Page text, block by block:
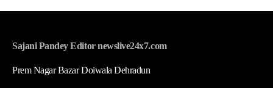
Sajani Pandey Editor newslive24x7.com
Prem Nagar Bazar Doiwala Dehradun